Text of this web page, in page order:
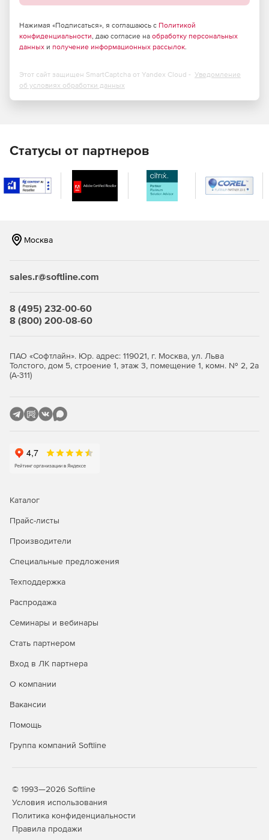
Нажимая «Подписаться», я соглашаюсь с Политикой
конфиденциальности, даю согласие на обработку персональных
данных и получение информационных рассылок.
Этот сайт защищен SmartCaptcha от Yandex Cloud - Уведомление
об условиях обработки данных
Статусы от партнеров
Москва
sales.r@softline.com
8 (495) 232-00-60
8 (800) 200-08-60
ПАО «Софтлайн». Юр. адрес: 119021, г. Москва, ул. Льва
Толстого, дом 5, строение 1, этаж 3, помещение 1, комн. № 2, 2а
(А-311)
Каталог
Прайс-листы
Производители
Специальные предложения
Техподдержка
Распродажа
Семинары и вебинары
Стать партнером
Вход в ЛК партнера
О компании
Вакансии
Помощь
Группа компаний Softline
© 1993—2026 Softline
Условия использования
Политика конфиденциальности
Правила продажи